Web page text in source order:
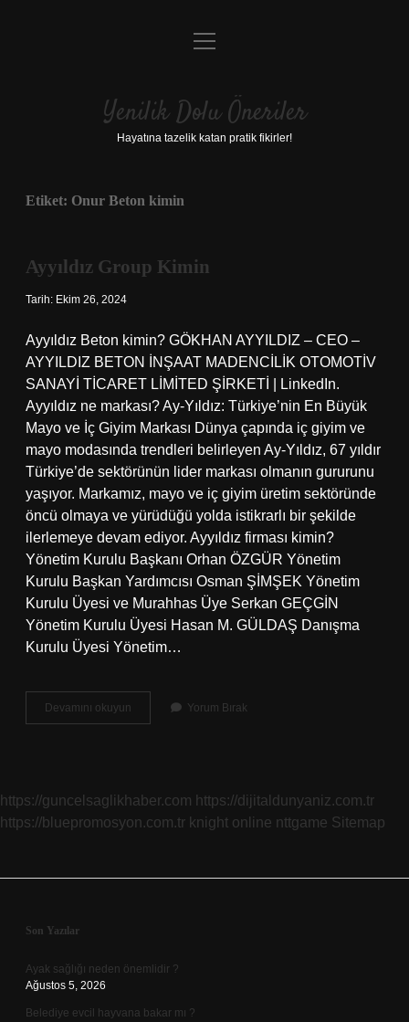
Anasayfa
Yasal Uyarı
menüyü
Yenilik Dolu Öneriler
Hayatına tazelik katan pratik fikirler!
Etiket: Onur Beton kimin
Ayyıldız Group Kimin
Tarih: Ekim 26, 2024
Ayyıldız Beton kimin? GÖKHAN AYYILDIZ – CEO –
AYYILDIZ BETON İNŞAAT MADENCİLİK OTOMOTİV
SANAYİ TİCARET LİMİTED ŞİRKETİ | LinkedIn.
Ayyıldız ne markası? Ay-Yıldız: Türkiye’nin En Büyük
Mayo ve İç Giyim Markası Dünya çapında iç giyim ve
mayo modasında trendleri belirleyen Ay-Yıldız, 67 yıldır
Türkiye’de sektörünün lider markası olmanın gururunu
yaşıyor. Markamız, mayo ve iç giyim üretim sektöründe
öncü olmaya ve yürüdüğü yolda istikrarlı bir şekilde
ilerlemeye devam ediyor. Ayyıldız firması kimin?
Yönetim Kurulu Başkanı Orhan ÖZGÜR Yönetim
Kurulu Başkan Yardımcısı Osman ŞİMŞEK Yönetim
Kurulu Üyesi ve Murahhas Üye Serkan GEÇGİN
Yönetim Kurulu Üyesi Hasan M. GÜLDAŞ Danışma
Kurulu Üyesi Yönetim…
Devamını okuyun
Group
Yorum Bırak
https://guncelsaglikhaber.com https://dijitaldunyaniz.com.tr
https://bluepromosyon.com.tr knight online nttgame Sitemap
Sidebar
Son Yazılar
Ayak sağlığı neden önemlidir ?
Ağustos 5, 2026
Belediye evcil hayvana bakar mı ?